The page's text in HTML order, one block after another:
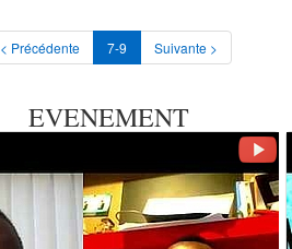
< Précédente 7-9 Suivante >
EVENEMENT